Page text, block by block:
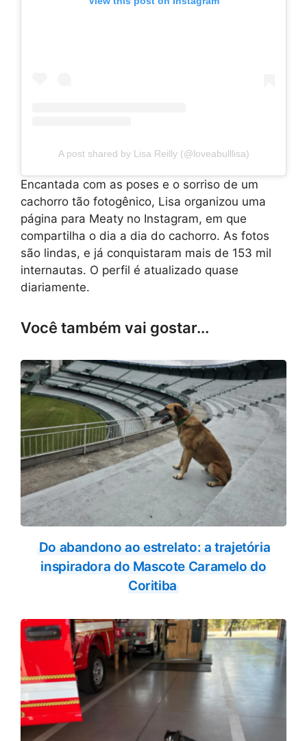
A post shared by Lisa Reilly (@loveabulllisa)
Encantada com as poses e o sorriso de um
cachorro tão fotogênico, Lisa organizou uma
página para Meaty no Instagram, em que
compartilha o dia a dia do cachorro. As fotos
são lindas, e já conquistaram mais de 153 mil
internautas. O perfil é atualizado quase
diariamente.
Você também vai gostar...
Do abandono ao estrelato: a trajetória
inspiradora do Mascote Caramelo do
Coritiba